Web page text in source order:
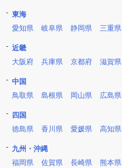
東海
愛知県
岐阜県 静岡県 三重県
近畿
大阪府
兵庫県 京都府 滋賀県
中国
鳥取県
島根県 岡山県 広島県
四国
徳島県
香川県 愛媛県 高知県
九州・沖縄
福岡県
佐賀県 長崎県 熊本県